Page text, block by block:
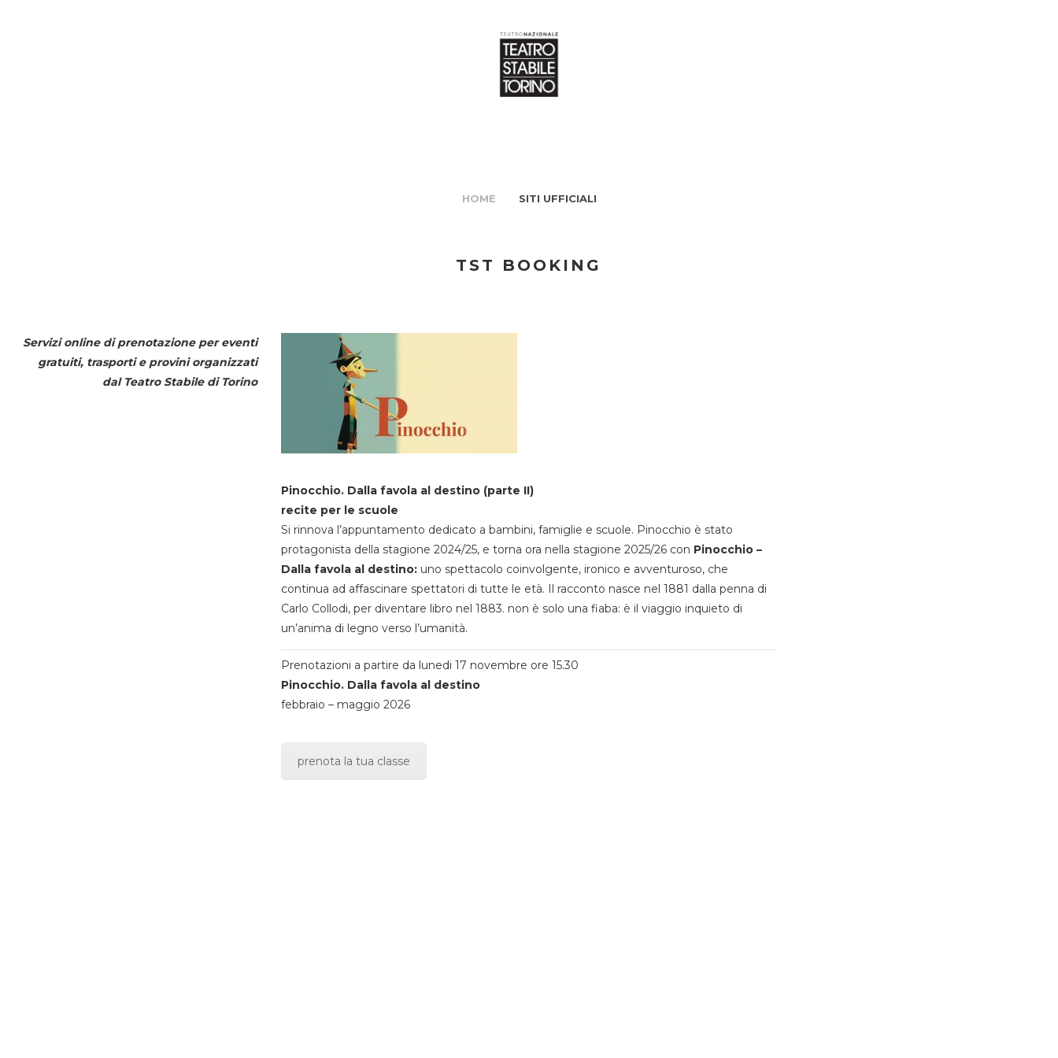
HOME SITI UFFICIALI
TST BOOKING
Servizi online di prenotazione per eventi
gratuiti, trasporti e provini organizzati
dal Teatro Stabile di Torino
Pinocchio. Dalla favola al destino (parte II)
recite per le scuole
Si rinnova l’appuntamento dedicato a bambini, famiglie e scuole. Pinocchio è stato
protagonista della stagione 2024/25, e torna ora nella stagione 2025/26 con Pinocchio –
Dalla favola al destino:uno spettacolo coinvolgente, ironico e avventuroso, che
continua ad affascinare spettatori di tutte le età. Il racconto nasce nel 1881 dalla penna di
Carlo Collodi, per diventare libro nel 1883. non è solo una fiaba: è il viaggio inquieto di
un’anima di legno verso l’umanità.
Prenotazioni a partire da lunedi 17 novembre ore 15.30
Pinocchio. Dalla favola al destino
febbraio – maggio 2026
prenota la tua classe